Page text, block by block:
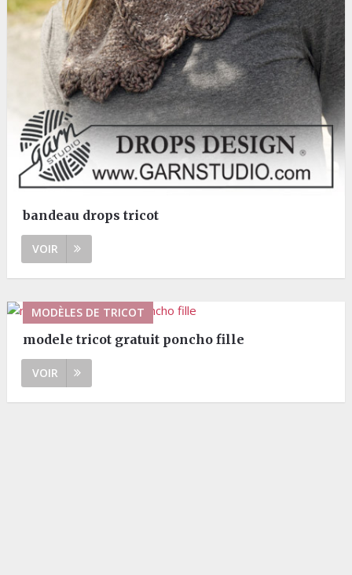
bandeau drops tricot
VOIR
MODÈLES DE TRICOT
modele tricot gratuit poncho fille
VOIR